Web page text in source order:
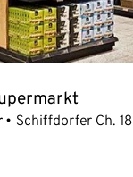
Schiffdorfer Ch. 18